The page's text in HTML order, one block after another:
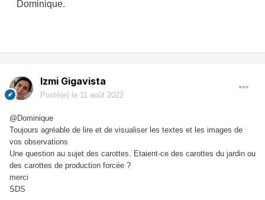
Dominique.
Izmi Gigavista
Posté(e) le 11 août 2022
@Dominique
Toujours agréable de lire et de visualiser les textes et les images de
vos observations
Une question au sujet des carottes. Etaient-ce des carottes du jardin ou
des carottes de production forcée ?
merci
SDS